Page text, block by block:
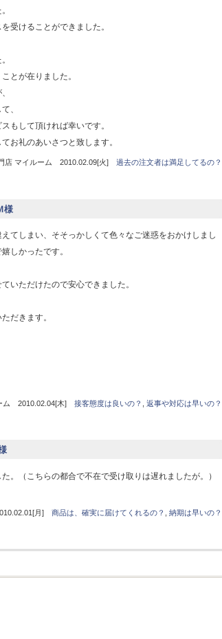
。
を受けることができました。
。
ことが在りました。
、
もして頂ければ幸いです。
お礼のあいさつと致します。
店 マイルーム 2010.02.09[火] 過去の注文者は満足してるの？
様
てしまい、そそっかしくて色々なご迷惑をおかけしまし
しかったです。
いただけたので安心できました。
だきます。
ム 2010.02.04[木] 接客態度は良いの？ 返事や対応は早いの？
。（こちらの都合で不在で受け取りは遅れましたが。）
月] 商品は、確実に届けてくれるの？ 納期は早いの？